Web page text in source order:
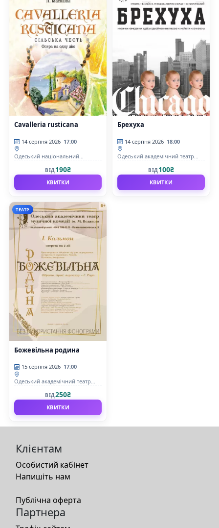
Cavalleria rusticana
14 серпня 2026 17:00
Одеський національний
ВІД 190₴
КВИТКИ
Брехуха
14 серпня 2026 18:00
Одеський академічний театр
ВІД 100₴
КВИТКИ
ТЕАТР
Божевільна родина
15 серпня 2026 17:00
Одеський академічний театр
ВІД250₴
КВИТКИ
Клієнтам
Особистий кабінет
Напишіть нам
Публічна оферта
Партнера